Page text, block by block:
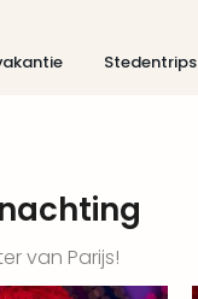
Stedentrips
van Parijs!